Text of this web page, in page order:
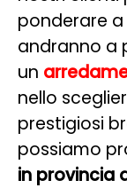
ponderare
andranno a
un
nello
prestigiosi
possiamo
in provincia